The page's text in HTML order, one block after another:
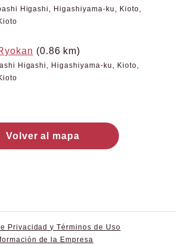
Higashi, Higashiyama-ku, Kioto,
(0.86 km)
Higashi, Higashiyama-ku, Kioto,
Volver al mapa
Privacidad y Términos de Uso
de la Empresa